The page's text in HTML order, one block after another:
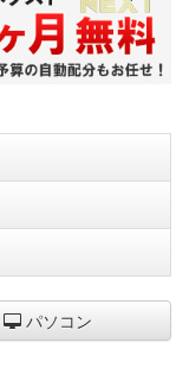
パソコン